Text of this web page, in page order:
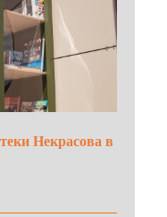
Некрасова в